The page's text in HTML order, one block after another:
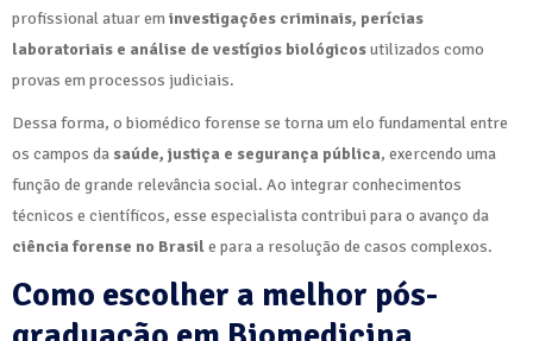
profissional atuar eminvestigações criminais, perícias
laboratoriais e análise de vestígios biológicosutilizados como
provas em processos judiciais.
Dessa forma, o biomédico forense se torna um elo fundamental entre
os campos da saúde, justiça e segurança pública, exercendo uma
função de grande relevância social. Ao integrar conhecimentos
técnicos e científicos, esse especialista contribui para o avanço da
ciência forense no Brasile para a resolução de casos complexos.
Como escolher a melhor pós-